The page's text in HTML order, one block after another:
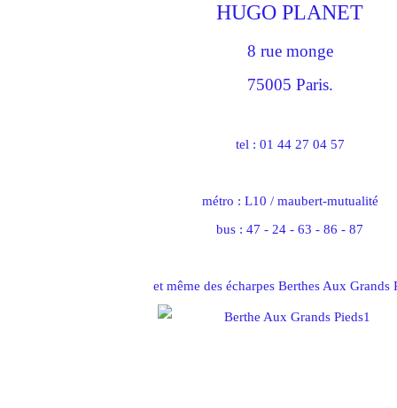
HUGO PLANET
8 rue monge
75005 Paris.
tel : 01 44 27 04 57
métro : L10 / maubert-mutualité
bus : 47 - 24 - 63 - 86 - 87
et même des écharpes Berthes Aux Grands